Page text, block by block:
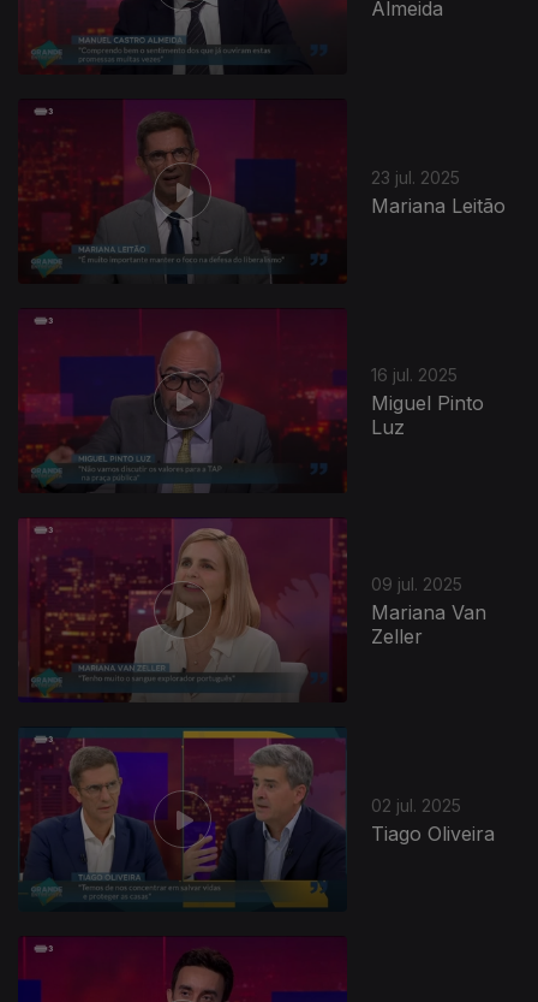
Almeida
23 jul. 2025
Mariana Leitão
16 jul. 2025
Miguel Pinto
Luz
09 jul. 2025
Mariana Van
Zeller
02 jul. 2025
Tiago Oliveira